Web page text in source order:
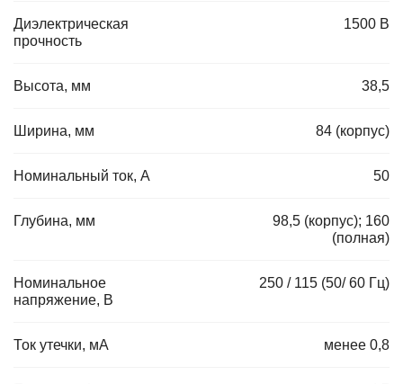
Диэлектрическая
прочность
1500 В
Высота, мм 38,5
Ширина, мм 84 (корпус)
Номинальный ток, А 50
Глубина, мм
98,5 (корпус); 160
(полная)
Номинальное
напряжение, В
250 / 115 (50/ 60 Гц)
Ток утечки, мА менее 0,8